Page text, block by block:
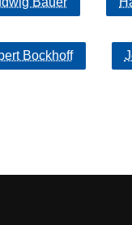
Bockhoff